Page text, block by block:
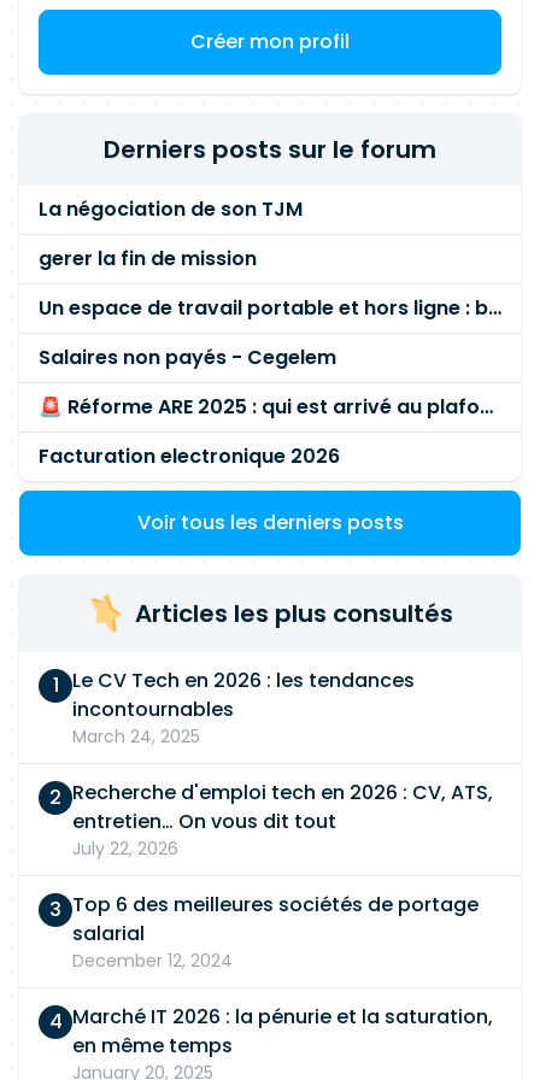
du pôle peut également vous amener à conduire
des améliorations sur d'autres domaines.
Créer mon profil
Derniers posts sur le forum
La négociation de son TJM
gerer la fin de mission
Un espace de travail portable et hors ligne : besoin réel ou fausse bonne idée ?
Salaires non payés - Cegelem
🚨 Réforme ARE 2025 : qui est arrivé au plafond des 60 % en gardant son entreprise ?
Facturation electronique 2026
Voir tous les derniers posts
Articles les plus consultés
Le CV Tech en 2026 : les tendances
incontournables
March 24, 2025
Recherche d'emploi tech en 2026 : CV, ATS,
entretien… On vous dit tout
July 22, 2026
Top 6 des meilleures sociétés de portage
salarial
December 12, 2024
Marché IT 2026 : la pénurie et la saturation,
en même temps
January 20, 2025